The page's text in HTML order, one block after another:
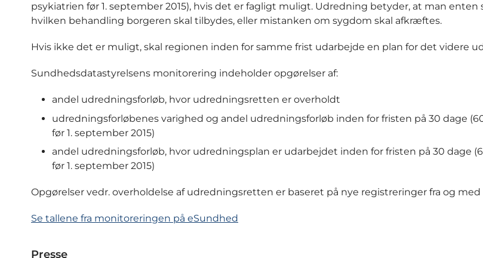
psykiatrien før 1. september 2015), hvis det er fagligt muligt. Udredning betyder, at man
hvilken behandling borgeren skal tilbydes, eller mistanken om sygdom skal afkræftes.
Hvis ikke det er muligt, skal regionen inden for samme frist udarbejde en plan for det videre
Sundhedsdatastyrelsens monitorering indeholder opgørelser af:
andel udredningsforløb, hvor udredningsretten er overholdt
udredningsforløbenes varighed og andel udredningsforløb inden for fristen på 30 dage
før 1. september 2015)
andel udredningsforløb, hvor udredningsplan er udarbejdet inden for fristen på 30 dage
før 1. september 2015)
Opgørelser vedr. overholdelse af udredningsretten er baseret på nye registreringer fra og med
Se tallene fra monitoreringen på eSundhed
Presse